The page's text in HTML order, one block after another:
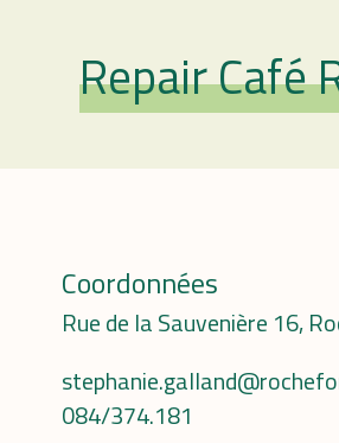
Repair Café
Repair Café
Coordonnées
Rue de la Sauvenière 16,
084/374.181